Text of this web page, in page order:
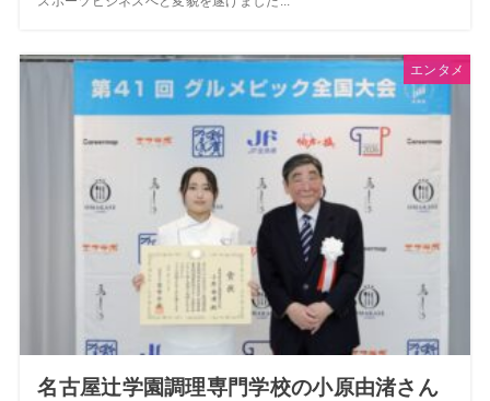
エンタメ
名古屋辻学園調理専門学校の小原由渚さん